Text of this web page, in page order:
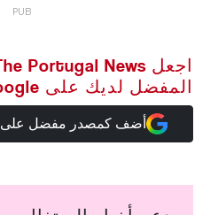
المفضل لديك على Google
أضف كمصدر مفضل على Google